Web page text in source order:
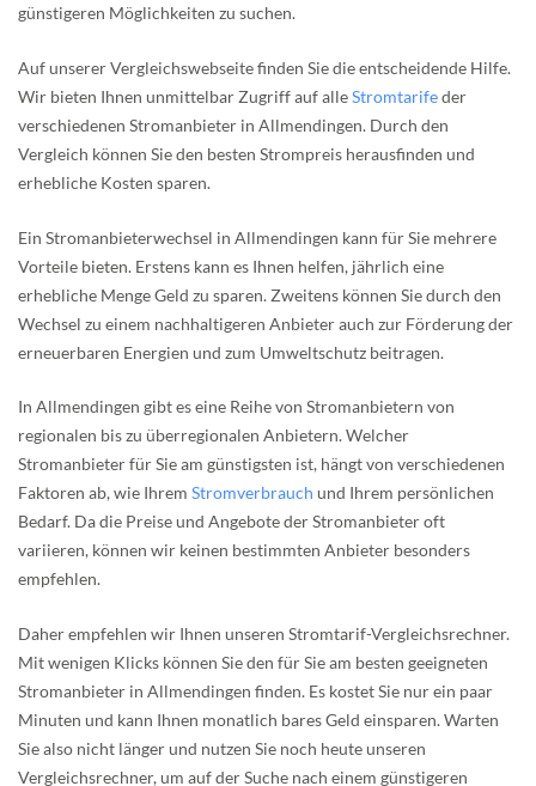
günstigeren Möglichkeiten zu suchen.
Auf unserer Vergleichswebseite finden Sie die entscheidende Hilfe.
Wir bieten Ihnen unmittelbar Zugriff auf alleStromtarifeder
verschiedenen Stromanbieter in Allmendingen. Durch den
Vergleich können Sie den besten Strompreis herausfinden und
erhebliche Kosten sparen.
Ein Stromanbieterwechsel in Allmendingen kann für Sie mehrere
Vorteile bieten. Erstens kann es Ihnen helfen, jährlich eine
erhebliche Menge Geld zu sparen. Zweitens können Sie durch den
Wechsel zu einem nachhaltigeren Anbieter auch zur Förderung der
erneuerbaren Energien und zum Umweltschutz beitragen.
In Allmendingen gibt es eine Reihe von Stromanbietern von
regionalen bis zu überregionalen Anbietern. Welcher
Stromanbieter für Sie am günstigsten ist, hängt von verschiedenen
Faktoren ab, wie Ihrem Stromverbrauch und Ihrem persönlichen
Bedarf. Da die Preise und Angebote der Stromanbieter oft
variieren, können wir keinen bestimmten Anbieter besonders
empfehlen.
Daher empfehlen wir Ihnen unseren Stromtarif-Vergleichsrechner.
Mit wenigen Klicks können Sie den für Sie am besten geeigneten
Stromanbieter in Allmendingen finden. Es kostet Sie nur ein paar
Minuten und kann Ihnen monatlich bares Geld einsparen. Warten
Sie also nicht länger und nutzen Sie noch heute unseren
Vergleichsrechner, um auf der Suche nach einem günstigeren